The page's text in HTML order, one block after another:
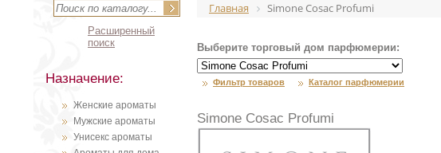
Расширенный
поиск
Назначение:
Женские ароматы
Мужские ароматы
Унисекс ароматы
Главная Simone Cosac Profumi
Выберите торговый дом парфюмерии:
Фильтр товаров Каталог парфюмерии
Simone Cosac Profumi